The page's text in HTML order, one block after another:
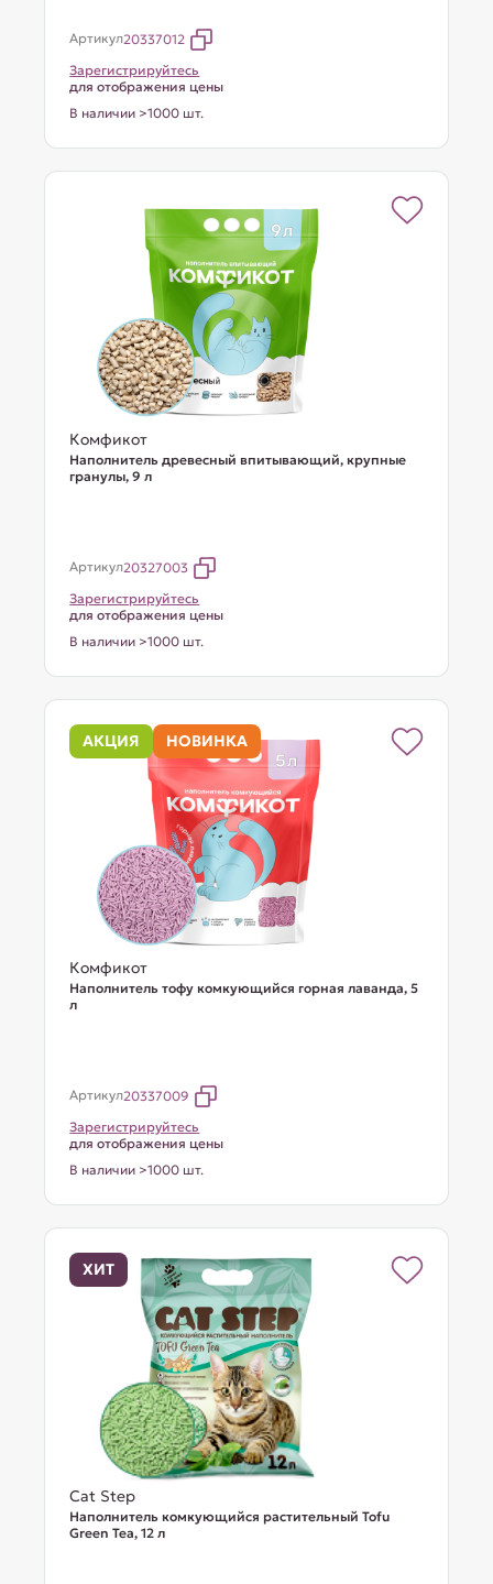
Артикул20337012
Зарегистрируйтесь
для отображения цены
В наличии >1000 шт.
Комфикот
Наполнитель древесный впитывающий, крупные
гранулы, 9 л
Артикул20327003
Зарегистрируйтесь
для отображения цены
В наличии >1000 шт.
АКЦИЯ НОВИНКА
Комфикот
Наполнитель тофу комкующийся горная лаванда, 5
л
Артикул20337009
Зарегистрируйтесь
для отображения цены
В наличии >1000 шт.
ХИТ
Cat Step
Наполнитель комкующийся растительный Tofu
Green Tea, 12 л